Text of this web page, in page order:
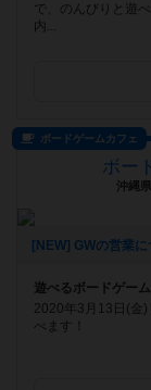
で、のんびりと遊
内...
ボードゲームカフェ
ボー
沖縄
[NEW] GWの営業
遊べるボードゲーム
2020年3月13日(金)
べます！